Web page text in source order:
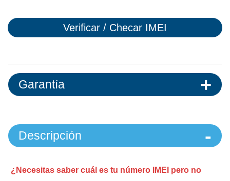
Verificar / Checar IMEI
Garantía
Descripción
¿Necesitas saber cuál es tu número IMEI pero no